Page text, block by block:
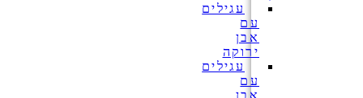
עגילים
עם
אבן
ירוקה
עגילים
עם
אבן